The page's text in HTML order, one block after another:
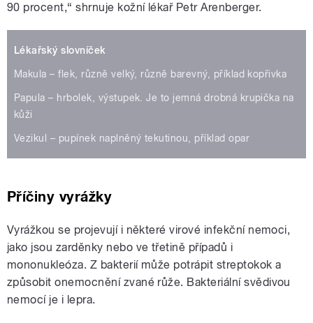
90 procent,“ shrnuje kožní lékař Petr Arenberger.
Lékařský slovníček
Makula – flek, různě velký, různě barevný, příklad kopřivka
Papula – hrbolek, výstupek. Je to jemná drobná krupička na
kůži
Vezikul – pupínek naplněný tekutinou, příklad opar
Příčiny vyrážky
Vyrážkou se projevují i některé virové infekční nemoci,
jako jsou zarděnky nebo ve třetině případů i
mononukleóza. Z bakterií může potrápit streptokok a
způsobit onemocnění zvané růže. Bakteriální svědivou
nemocí je i lepra.